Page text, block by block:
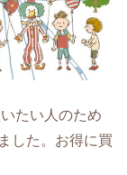
たい人のため
した。お得に買